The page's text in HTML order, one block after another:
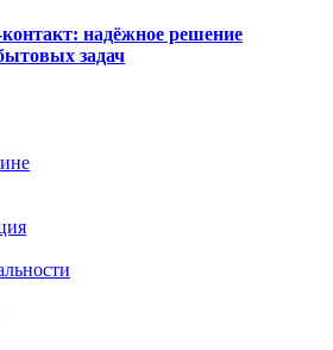
надёжное решение
задач